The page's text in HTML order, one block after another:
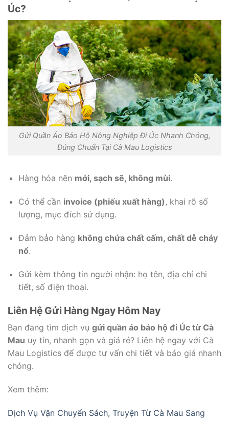
Úc?
Gửi Quần Áo Bảo Hộ Nông Nghiệp Đi Úc Nhanh Chóng,
Đúng Chuẩn Tại Cà Mau Logistics
Hàng hóa nên mới, sạch sẽ, không mùi.
Có thể cần invoice (phiếu xuất hàng), khai rõ số
lượng, mục đích sử dụng.
Đảm bảo hàng không chứa chất cấm, chất dễ cháy
nổ.
Gửi kèm thông tin người nhận: họ tên, địa chỉ chi
tiết, số điện thoại.
Liên Hệ Gửi Hàng Ngay Hôm Nay
Bạn đang tìm dịch vụ gửi quần áo bảo hộ đi Úc từ Cà
Mau uy tín, nhanh gọn và giá rẻ? Liên hệ ngay với Cà
Mau Logistics để được tư vấn chi tiết và báo giá nhanh
chóng.
Xem thêm:
Dịch Vụ Vận Chuyển Sách, Truyện Từ Cà Mau Sang